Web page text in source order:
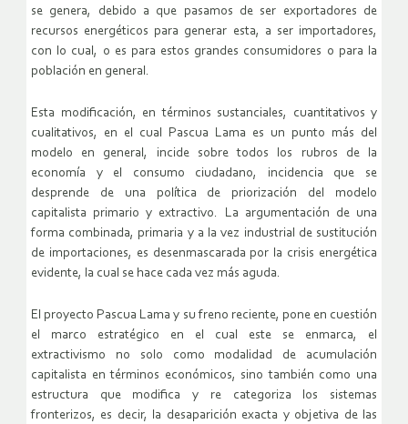
se genera, debido a que pasamos de ser exportadores de
recursos energéticos para generar esta, a ser importadores,
con lo cual, o es para estos grandes consumidores o para la
población en general.
Esta modificación, en términos sustanciales, cuantitativos y
cualitativos, en el cual Pascua Lama es un punto más del
modelo en general, incide sobre todos los rubros de la
economía y el consumo ciudadano, incidencia que se
desprende de una política de priorización del modelo
capitalista primario y extractivo. La argumentación de una
forma combinada, primaria y a la vez industrial de sustitución
de importaciones, es desenmascarada por la crisis energética
evidente, la cual se hace cada vez más aguda.
El proyecto Pascua Lama y su freno reciente, pone en cuestión
el marco estratégico en el cual este se enmarca, el
extractivismo no solo como modalidad de acumulación
capitalista en términos económicos, sino también como una
estructura que modifica y re categoriza los sistemas
fronterizos, es decir, la desaparición exacta y objetiva de las